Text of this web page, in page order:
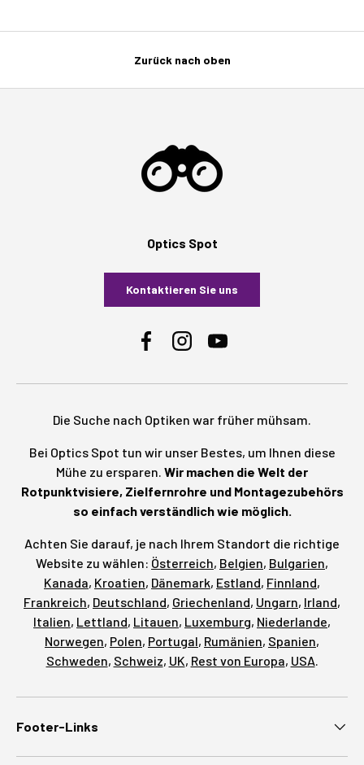
Zurück nach oben
Optics Spot
Kontaktieren Sie uns
FacebookInstagramYouTube
Die Suche nach Optiken war früher mühsam.
Bei Optics Spot tun wir unser Bestes, um Ihnen diese
Mühe zu ersparen. Wir machen die Welt der
Rotpunktvisiere, Zielfernrohre und Montagezubehörs
so einfach verständlich wie möglich.
Achten Sie darauf, je nach Ihrem Standort die richtige
Website zu wählen: Österreich, Belgien, Bulgarien,
Kanada, Kroatien, Dänemark, Estland, Finnland,
Frankreich, Deutschland, Griechenland, Ungarn, Irland,
Italien, Lettland, Litauen, Luxemburg, Niederlande,
Norwegen, Polen, Portugal, Rumänien, Spanien,
Schweden, Schweiz, UK, Rest von Europa, USA.
Footer-Links